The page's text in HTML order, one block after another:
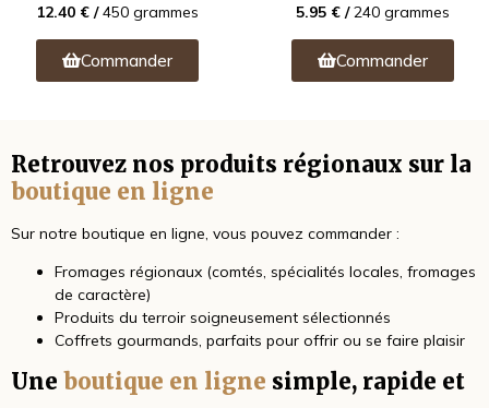
12.40 € /450 grammes
Commander
5.95 € /240 grammes
Commander
Retrouvez nos produits régionaux sur la
boutique en ligne
Sur notre boutique en ligne, vous pouvez commander :
Fromages régionaux (comtés, spécialités locales, fromages
de caractère)
Produits du terroir soigneusement sélectionnés
Coffrets gourmands, parfaits pour offrir ou se faire plaisir
Une boutique en ligne simple, rapide et